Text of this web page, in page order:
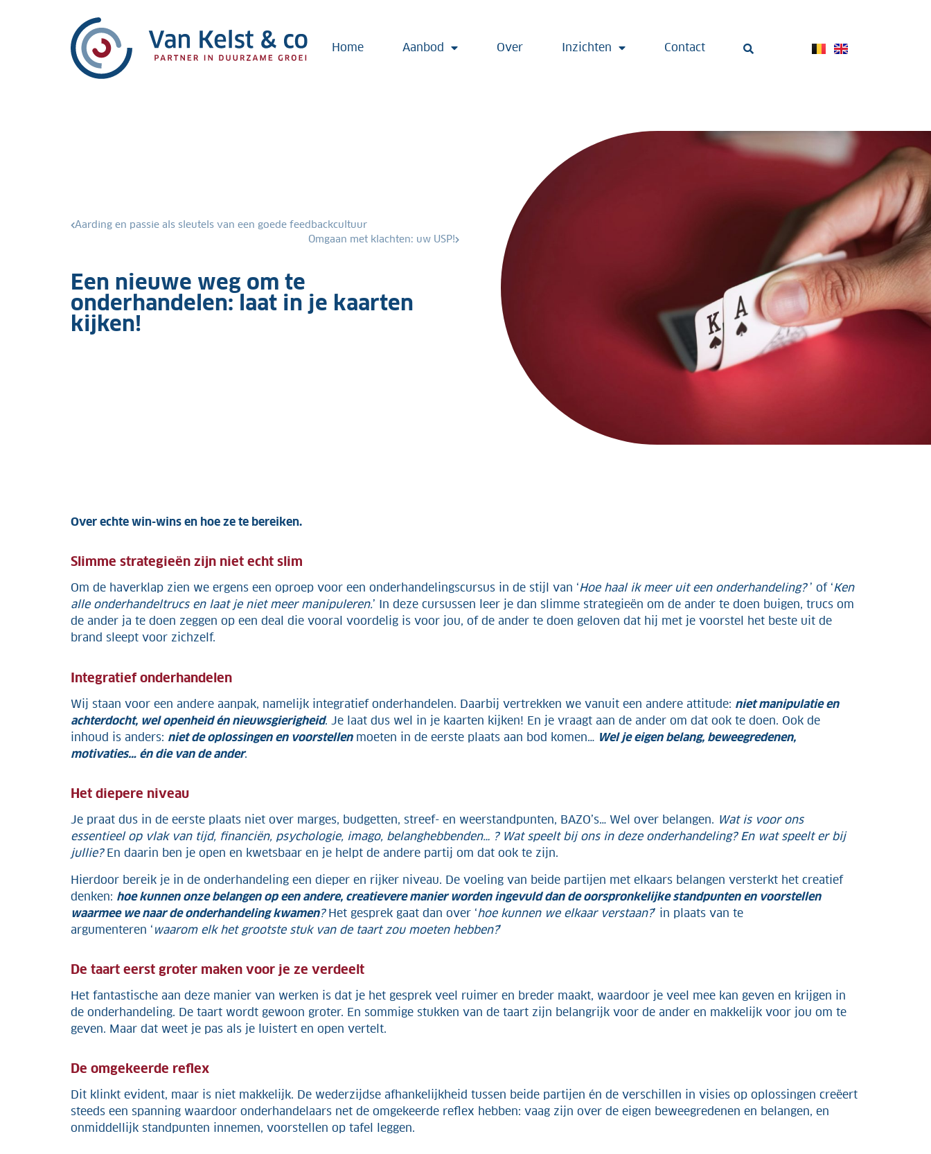
Home Aanbod Over Inzichten Contact
Aarding en passie als sleutels van een goede feedbackcultuur
Omgaan met klachten: uw USP!
Een nieuwe weg om te
onderhandelen: laat in je kaarten
kijken!
Over echte win-wins en hoe ze te bereiken.
Slimme strategieën zijn niet echt slim
Om de haverklap zien we ergens een oproep voor een onderhandelingscursus in de stijl van ‘Hoe haal ik meer uit een onderhandeling?’ of ‘Ken
alle onderhandeltrucs en laat je niet meer manipuleren.’ In deze cursussen leer je dan slimme strategieën om de ander te doen buigen, trucs om
de ander ja te doen zeggen op een deal die vooral voordelig is voor jou, of de ander te doen geloven dat hij met je voorstel het beste uit de
brand sleept voor zichzelf.
Integratief onderhandelen
Wij staan voor een andere aanpak, namelijk integratief onderhandelen. Daarbij vertrekken we vanuit een andere attitude: niet manipulatie en
achterdocht, wel openheid én nieuwsgierigheid. Je laat dus wel in je kaarten kijken! En je vraagt aan de ander om dat ook te doen. Ook de
inhoud is anders: niet de oplossingen en voorstellenmoeten in de eerste plaats aan bod komen… Wel je eigen belang, beweegredenen,
motivaties… én die van de ander.
Het diepere niveau
Je praat dus in de eerste plaats niet over marges, budgetten, streef- en weerstandpunten, BAZO’s… Wel over belangen. Wat is voor ons
essentieel op vlak van tijd, financiën, psychologie, imago, belanghebbenden… ? Wat speelt bij ons in deze onderhandeling? En wat speelt er bij
jullie?En daarin ben je open en kwetsbaar en je helpt de andere partij om dat ook te zijn.
Hierdoor bereik je in de onderhandeling een dieper en rijker niveau. De voeling van beide partijen met elkaars belangen versterkt het creatief
denken: hoe kunnen onze belangen op een andere, creatievere manier worden ingevuld dan de oorspronkelijke standpunten en voorstellen
waarmee we naar de onderhandeling kwamen?Het gesprek gaat dan over ‘hoe kunnen we elkaar verstaan?’ in plaats van te
argumenteren ‘waarom elk het grootste stuk van de taart zou moeten hebben?’
De taart eerst groter maken voor je ze verdeelt
Het fantastische aan deze manier van werken is dat je het gesprek veel ruimer en breder maakt, waardoor je veel mee kan geven en krijgen in
de onderhandeling. De taart wordt gewoon groter. En sommige stukken van de taart zijn belangrijk voor de ander en makkelijk voor jou om te
geven. Maar dat weet je pas als je luistert en open vertelt.
De omgekeerde reflex
Dit klinkt evident, maar is niet makkelijk. De wederzijdse afhankelijkheid tussen beide partijen én de verschillen in visies op oplossingen creëert
steeds een spanning waardoor onderhandelaars net de omgekeerde reflex hebben: vaag zijn over de eigen beweegredenen en belangen, en
onmiddellijk standpunten innemen, voorstellen op tafel leggen.